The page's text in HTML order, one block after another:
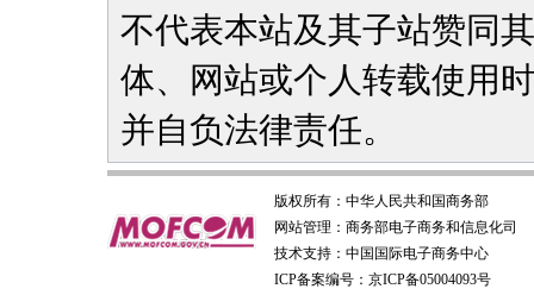
不代表本站及其子站赞同
体、网站或个人转载使用
并自负法律责任。
版权所有： 中华人民共和国商务部
网站管理： 商务部电子商务和信息化司
技术支持： 中国国际电子商务中心
ICP备案编号：京ICP备05004093号